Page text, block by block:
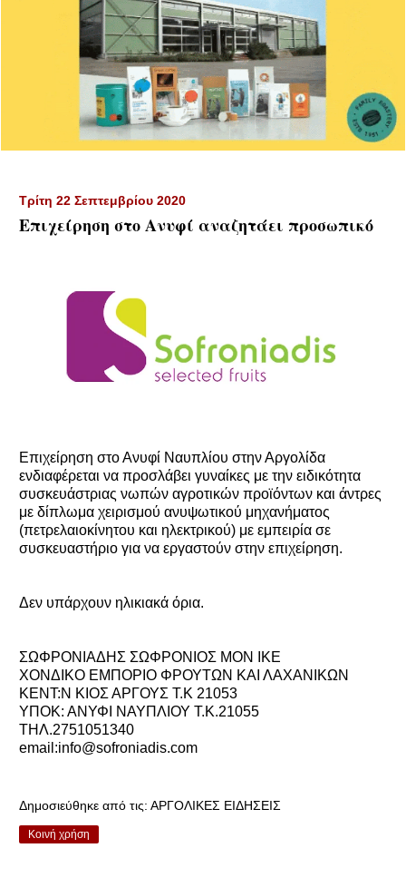
Τρίτη 22 Σεπτεμβρίου 2020
Επιχείρηση στο Ανυφί αναζητάει προσωπικό
Επιχείρηση στο Ανυφί Ναυπλίου στην Αργολίδα
ενδιαφέρεται να προσλάβει γυναίκες με την ειδικότητα
συσκευάστριας νωπών αγροτικών προϊόντων και άντρες
με δίπλωμα χειρισμού ανυψωτικού μηχανήματος
(πετρελαιοκίνητου και ηλεκτρικού) με εμπειρία σε
συσκευαστήριο για να εργαστούν στην επιχείρηση.
Δεν υπάρχουν ηλικιακά όρια.
ΣΩΦΡΟΝΙΑΔΗΣ ΣΩΦΡΟΝΙΟΣ MON IKE
ΧΟΝΔΙΚΟ ΕΜΠΟΡΙΟ ΦΡΟΥΤΩΝ ΚΑΙ ΛΑΧΑΝΙΚΩΝ
ΚΕΝΤ:Ν ΚΙΟΣ ΑΡΓΟΥΣ Τ.Κ 21053
ΥΠΟΚ: ΑΝΥΦΙ ΝΑΥΠΛΙΟΥ Τ.Κ.21055
ΤΗΛ.2751051340
email:info@sofroniadis.com
Δημοσιεύθηκε από τις: ΑΡΓΟΛΙΚΕΣ ΕΙΔΗΣΕΙΣ
Κοινή χρήση